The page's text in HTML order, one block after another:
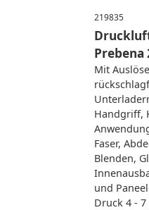
219835
Prebena
Mit
Handgriff,
Faser,
Blenden,
und
Druck 4 -